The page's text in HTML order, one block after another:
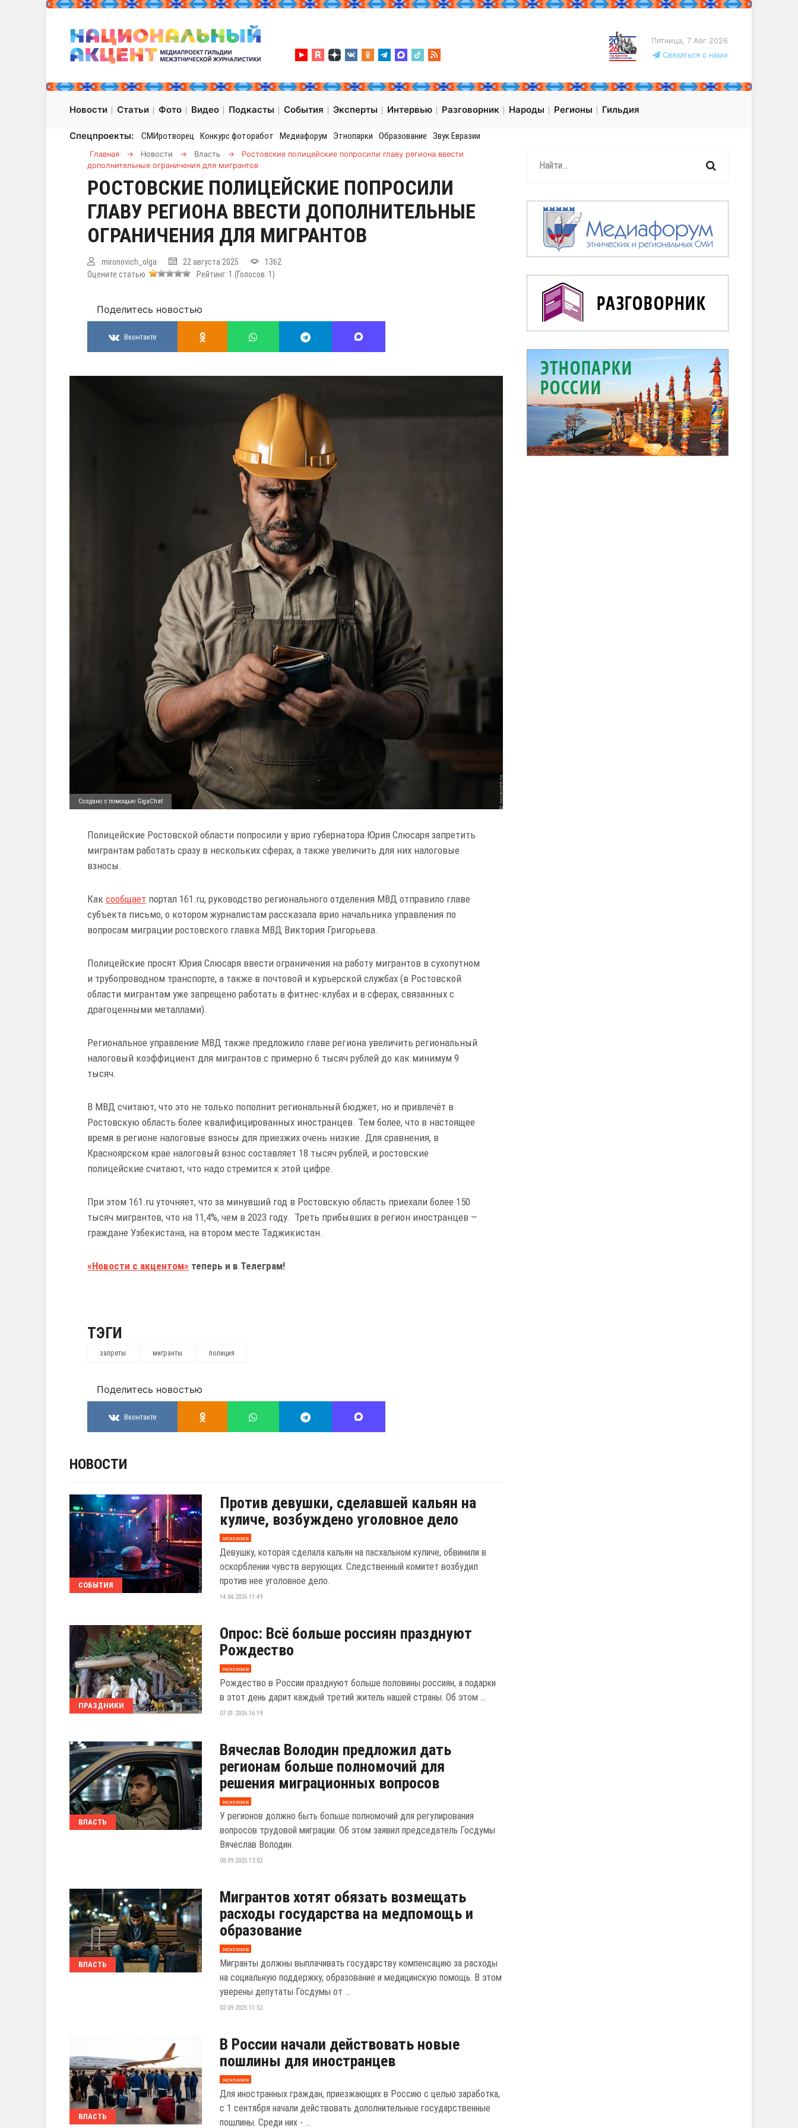
Пятница, 7 Авг 2026
Связаться с нами
Новости Статьи Фото Видео Подкасты События Эксперты Интервью Разговорник Народы Регионы Гильдия
Спецпроекты: СМИротворец Конкурс фоторабот Медиафорум Этнопарки Образование Звук Евразии
Главная → Новости → Власть →
Ростовские полицейские попросили главу региона ввести
дополнительные ограничения для мигрантов
РОСТОВСКИЕ ПОЛИЦЕЙСКИЕ ПОПРОСИЛИ
ГЛАВУ РЕГИОНА ВВЕСТИ ДОПОЛНИТЕЛЬНЫЕ
ОГРАНИЧЕНИЯ ДЛЯ МИГРАНТОВ
mironovich_olga 22 августа 2025
1362
Оцените статью
Рейтинг: 1 (Голосов: 1 )
Поделитесь новостью
Вконтакте
Создано с помощью GigaChat
Полицейские Ростовской области попросили у врио губернатора Юрия Слюсаря запретить
мигрантам работать сразу в нескольких сферах, а также увеличить для них налоговые
взносы.
Как сообщает портал 161.ru, руководство регионального отделения МВД отправило главе
субъекта письмо, о котором журналистам рассказала врио начальника управления по
вопросам миграции ростовского главка МВД Виктория Григорьева.
Полицейские просят Юрия Слюсаря ввести ограничения на работу мигрантов в сухопутном
и трубопроводном транспорте, а также в почтовой и курьерской службах (в Ростовской
области мигрантам уже запрещено работать в фитнес-клубах и в сферах, связанных с
драгоценными металлами).
Региональное управление МВД также предложило главе региона увеличить региональный
налоговый коэффициент для мигрантов с примерно 6 тысяч рублей до как минимум 9
тысяч.
В МВД считают, что это не только пополнит региональный бюджет, но и привлечёт в
Ростовскую область более квалифицированных иностранцев. Тем более, что в настоящее
время в регионе налоговые взносы для приезжих очень низкие. Для сравнения, в
Красноярском крае налоговый взнос составляет 18 тысяч рублей, и ростовские
полицейские считают, что надо стремится к этой цифре.
При этом 161.ru уточняет, что за минувший год в Ростовскую область приехали более 150
тысяч мигрантов, что на 11,4%, чем в 2023 году. Треть прибывших в регион иностранцев —
граждане Узбекистана, на втором месте Таджикистан.
«Новости с акцентом» теперь и в Телеграм!
ТЭГИ
запреты мигранты полиция
Поделитесь новостью
Вконтакте
НОВОСТИ
СОБЫТИЯ
Против девушки, сделавшей кальян на
куличе, возбуждено уголовное дело
эксклюзив
Девушку, которая сделала кальян на пасхальном куличе, обвинили в
оскорблении чувств верующих. Следственный комитет возбудил
против нее уголовное дело.
14.04.2026 11:49
ПРАЗДНИКИ
Опрос: Всё больше россиян празднуют
Рождество
эксклюзив
Рождество в России празднуют больше половины россиян, а подарки
в этот день дарит каждый третий житель нашей страны. Об этом ...
07.01.2026 16:19
ВЛАСТЬ
Вячеслав Володин предложил дать
регионам больше полномочий для
решения миграционных вопросов
эксклюзив
У регионов должно быть больше полномочий для регулирования
вопросов трудовой миграции. Об этом заявил председатель Госдумы
Вячеслав Володин.
08.09.2025 13:02
ВЛАСТЬ
Мигрантов хотят обязать возмещать
расходы государства на медпомощь и
образование
эксклюзив
Мигранты должны выплачивать государству компенсацию за расходы
на социальную поддержку, образование и медицинскую помощь. В этом
уверены депутаты Госдумы от ...
02.09.2025 11:52
ВЛАСТЬ
В России начали действовать новые
пошлины для иностранцев
эксклюзив
Для иностранных граждан, приезжающих в Россию с целью заработка,
с 1 сентября начали действовать дополнительные государственные
пошлины. Среди них - ...